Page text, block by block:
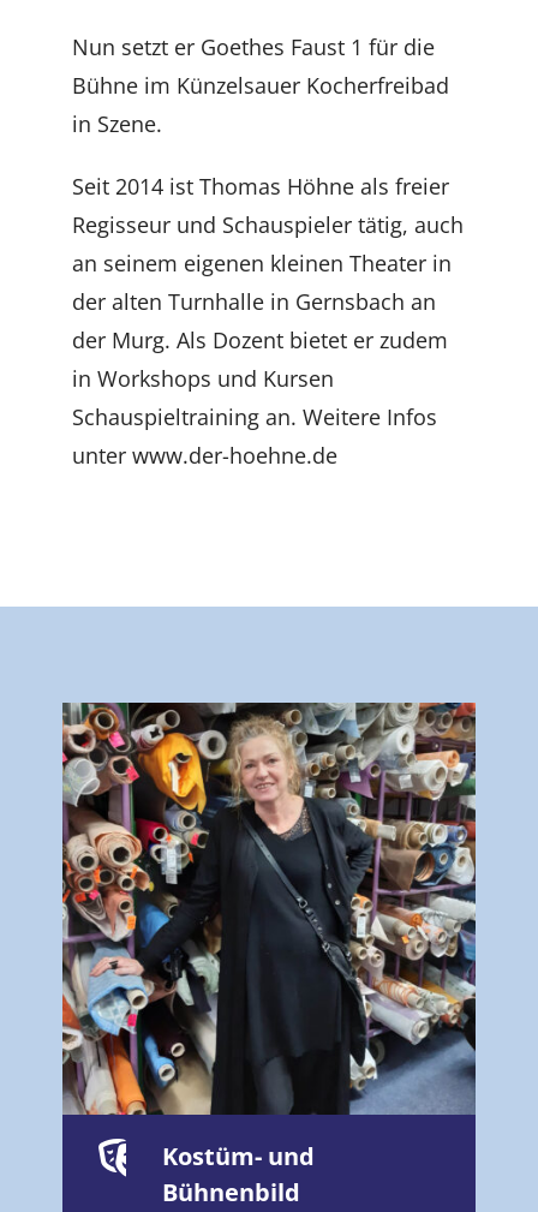
Nun setzt er Goethes Faust 1 für die
Bühne im Künzelsauer Kocherfreibad
in Szene.
Seit 2014 ist Thomas Höhne als freier
Regisseur und Schauspieler tätig, auch
an seinem eigenen kleinen Theater in
der alten Turnhalle in Gernsbach an
der Murg. Als Dozent bietet er zudem
in Workshops und Kursen
Schauspieltraining an. Weitere Infos
unter www.der-hoehne.de
Kostüm- und
Bühnenbild